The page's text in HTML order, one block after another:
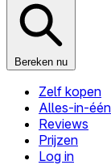
Bereken nu
Zelf kopen
Alles-in-één
Reviews
Prijzen
Log in